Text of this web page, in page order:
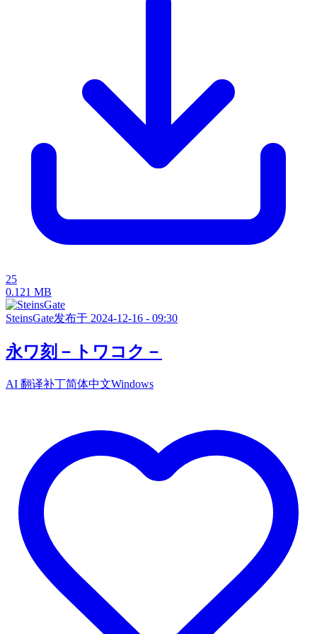
25
0.121 MB
SteinsGate发布于 2024-12-16 - 09:30
永ワ刻－トワコク－
AI 翻译补丁简体中文Windows